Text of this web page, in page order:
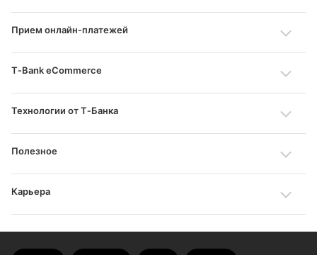
Прием онлайн‑платежей
T‑Bank eCommerce
Технологии от Т‑Банка
Полезное
Карьера